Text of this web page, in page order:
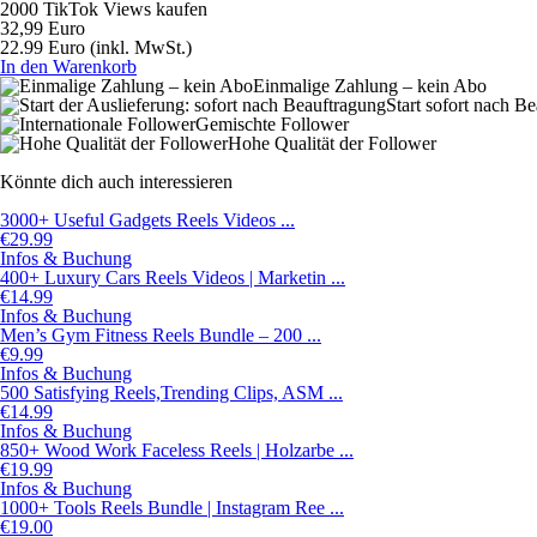
2000 TikTok Views kaufen
32,99 Euro
22.99 Euro (inkl. MwSt.)
In den Warenkorb
Einmalige Zahlung – kein Abo
Start sofort nach
Gemischte Follower
Hohe Qualität der Follower
Könnte dich auch interessieren
3000+ Useful Gadgets Reels Videos ...
€29.99
Infos & Buchung
400+ Luxury Cars Reels Videos | Marketin ...
€14.99
Infos & Buchung
Men’s Gym Fitness Reels Bundle – 200 ...
€9.99
Infos & Buchung
500 Satisfying Reels,Trending Clips, ASM ...
€14.99
Infos & Buchung
850+ Wood Work Faceless Reels | Holzarbe ...
€19.99
Infos & Buchung
1000+ Tools Reels Bundle | Instagram Ree ...
€19.00